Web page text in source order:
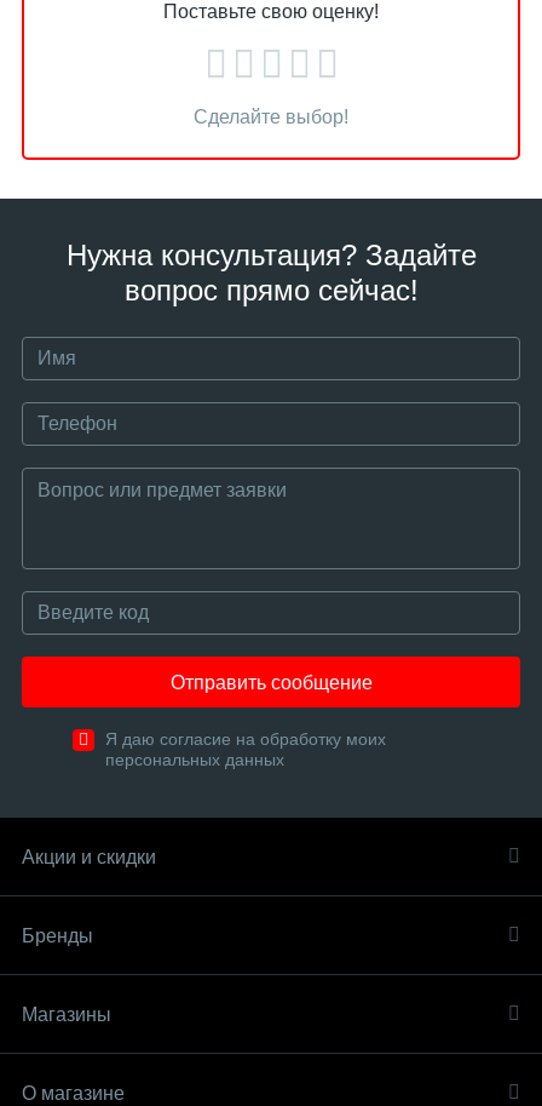
Поставьте свою оценку!
Сделайте выбор!
Нужна консультация? Задайте
вопрос прямо сейчас!
Отправить сообщение
Я даю согласие на обработку моих
персональных данных
Акции и скидки
Бренды
Магазины
О магазине